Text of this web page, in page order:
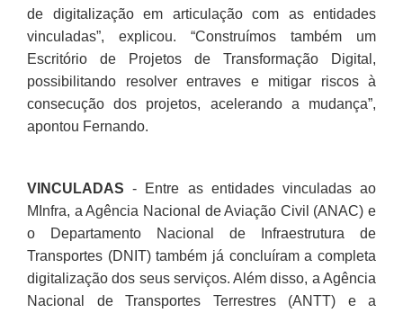
de digitalização em articulação com as entidades
vinculadas”, explicou. “Construímos também um
Escritório de Projetos de Transformação Digital,
possibilitando resolver entraves e mitigar riscos à
consecução dos projetos, acelerando a mudança”,
apontou Fernando.
VINCULADAS - Entre as entidades vinculadas ao
MInfra, a Agência Nacional de Aviação Civil (ANAC) e
o Departamento Nacional de Infraestrutura de
Transportes (DNIT) também já concluíram a completa
digitalização dos seus serviços. Além disso, a Agência
Nacional de Transportes Terrestres (ANTT) e a